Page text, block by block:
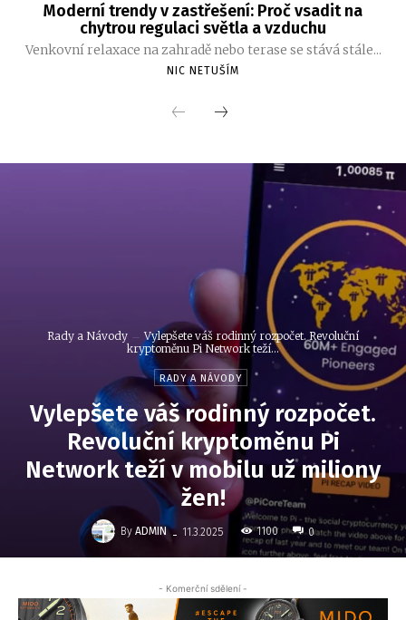
Moderní trendy v zastřešení: Proč vsadit na
chytrou regulaci světla a vzduchu
Venkovní relaxace na zahradě nebo terase se stává stále...
NIC NETUŠÍM